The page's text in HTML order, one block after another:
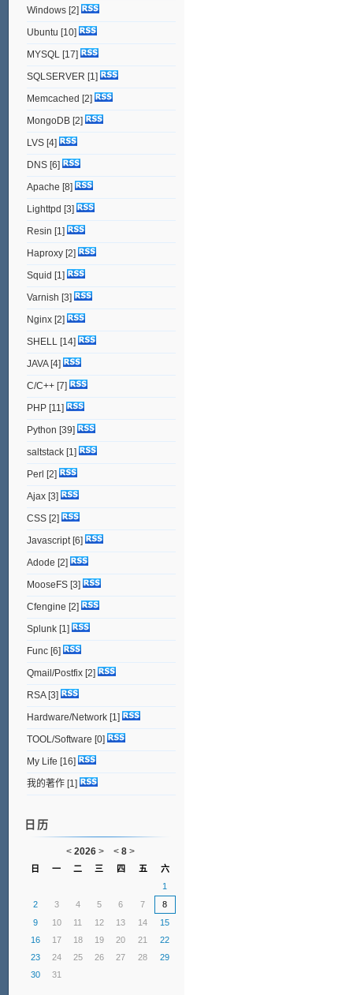
Windows[2]
Ubuntu [10]
MYSQL [17]
SQLSERVER [1]
Memcached [2]
MongoDB[2]
LVS[4]
DNS[6]
Apache [8]
Lighttpd [3]
Resin [1]
Haproxy[2]
Squid [1]
Varnish [3]
Nginx[2]
SHELL [14]
JAVA[4]
C/C++[7]
PHP[11]
Python [39]
saltstack[1]
Perl [2]
Ajax[3]
CSS[2]
Javascript[6]
Adode [2]
MooseFS[3]
Cfengine [2]
Splunk[1]
Func[6]
Qmail/Postfix[2]
RSA[3]
Hardware/Network[1]
TOOL/Software [0]
My Life [16]
我的著作[1]
日历
< 2026 > < 8 >
日 一 二 三 四 五
六
1
2
3 4 5 6 7
8
9
10 11 12 13 14
15
16
17 18 19 20 21
22
23
24 25 26 27 28
29
30
31